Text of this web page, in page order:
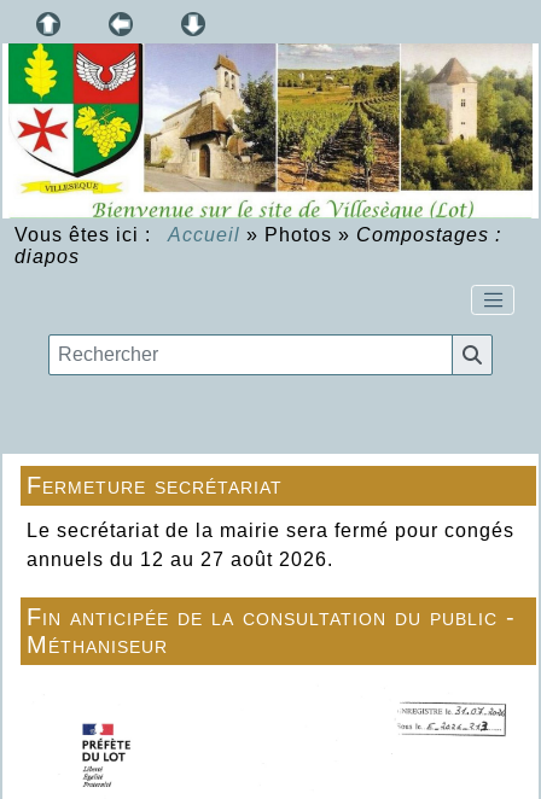
Vous êtes ici : Accueil » Photos » Compostages :
diapos
Fermeture secrétariat
Le secrétariat de la mairie sera fermé pour congés
annuels du 12 au 27 août 2026.
Fin anticipée de la consultation du public -
Méthaniseur